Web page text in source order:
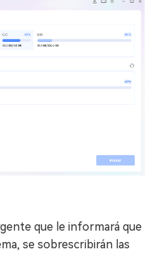
que le informará que
se sobrescribirán las